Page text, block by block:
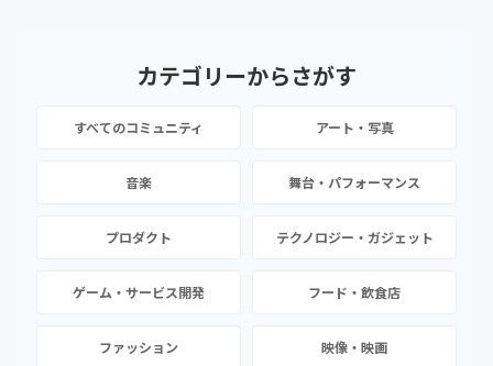
カテゴリーからさがす
すべてのコミュニティ アート・写真
音楽 舞台・パフォーマンス
プロダクト テクノロジー・ガジェット
ゲーム・サービス開発 フード・飲食店
ファッション 映像・映画